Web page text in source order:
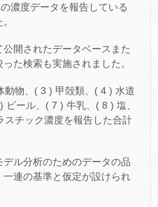
濃度データを報告している
開されたデータベースまた
た検索も実施されました。
物、( 3 ) 甲殻類、( 4 ) 水道
ール、( 7 ) 牛乳、( 8 ) 塩、
スチック濃度を報告した合計
ル分析のためのデータの品
連の基準と仮定が設けられ